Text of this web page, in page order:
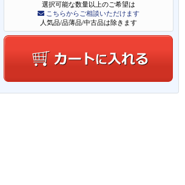
選択可能な数量以上のご希望は
こちらからご相談いただけます
人気品/品薄品/中古品は除きます